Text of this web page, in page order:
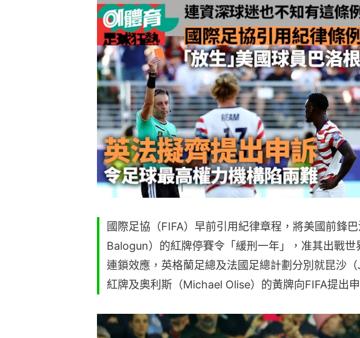
國際足協（FIFA）早前引用紀律章程，將美國前鋒
Balogun）的紅牌停賽令「緩刑一年」，准其出戰世
連鎖效應，英格蘭足總及法國足總計劃分別就昆沙
紅牌及奧利斯（Michael Olise）的黃牌向FIFA提出申